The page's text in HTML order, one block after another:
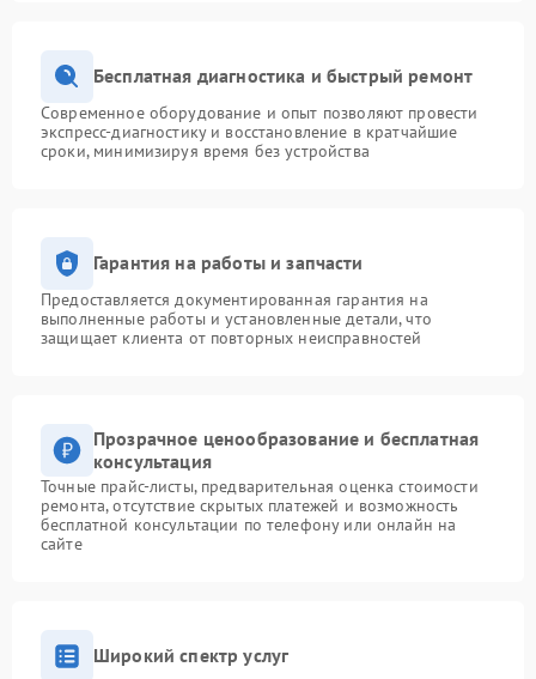
Бесплатная диагностика и быстрый ремонт
Современное оборудование и опыт позволяют провести
экспресс-диагностику и восстановление в кратчайшие
сроки, минимизируя время без устройства
Гарантия на работы и запчасти
Предоставляется документированная гарантия на
выполненные работы и установленные детали, что
защищает клиента от повторных неисправностей
Прозрачное ценообразование и бесплатная
консультация
Точные прайс-листы, предварительная оценка стоимости
ремонта, отсутствие скрытых платежей и возможность
бесплатной консультации по телефону или онлайн на
сайте
Широкий спектр услуг